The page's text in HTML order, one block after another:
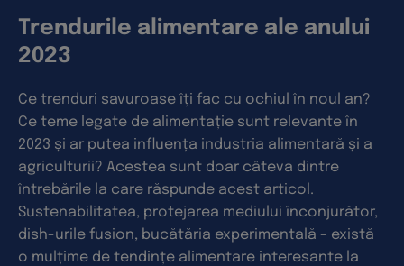
Trendurile alimentare ale anului
2023
Ce trenduri savuroase îți fac cu ochiul în noul an?
Ce teme legate de alimentație sunt relevante în
2023 și ar putea influența industria alimentară și a
agriculturii? Acestea sunt doar câteva dintre
întrebările la care răspunde acest articol.
Sustenabilitatea, protejarea mediului înconjurător,
dish-urile fusion, bucătăria experimentală - există
o mulțime de tendințe alimentare interesante la